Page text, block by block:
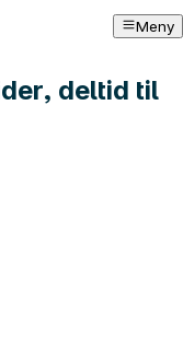
Meny
deltid til